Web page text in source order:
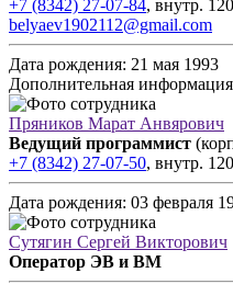
+7 (8342) 27-07-84, внутр.
belyaev1902112@gmail.com
Дата рождения: 21 мая 1993
Дополнительная
Пряников Марат Анвярович
Ведущий программист
+7 (8342) 27-07-50, внутр.
Дата рождения: 03 февраля
Сутягин Сергей Викторович
Оператор ЭВ и ВМ